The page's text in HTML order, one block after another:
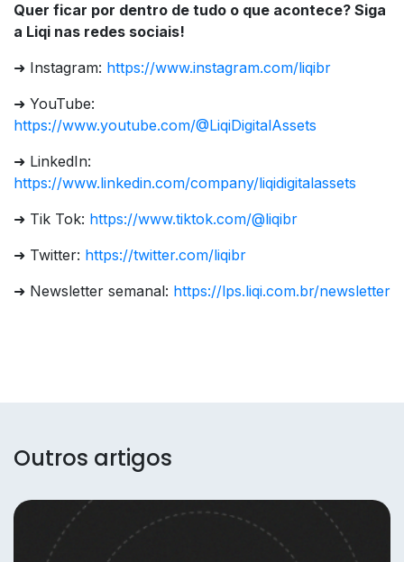
Quer ficar por dentro de tudo o que acontece? Siga
a Liqi nas redes sociais!
➜ Instagram: https://www.instagram.com/liqibr
➜ YouTube:
https://www.youtube.com/@LiqiDigitalAssets
➜ LinkedIn:
https://www.linkedin.com/company/liqidigitalassets
➜ Tik Tok: https://www.tiktok.com/@liqibr
➜ Twitter: https://twitter.com/liqibr
➜ Newsletter semanal: https://lps.liqi.com.br/newsletter
Outros artigos